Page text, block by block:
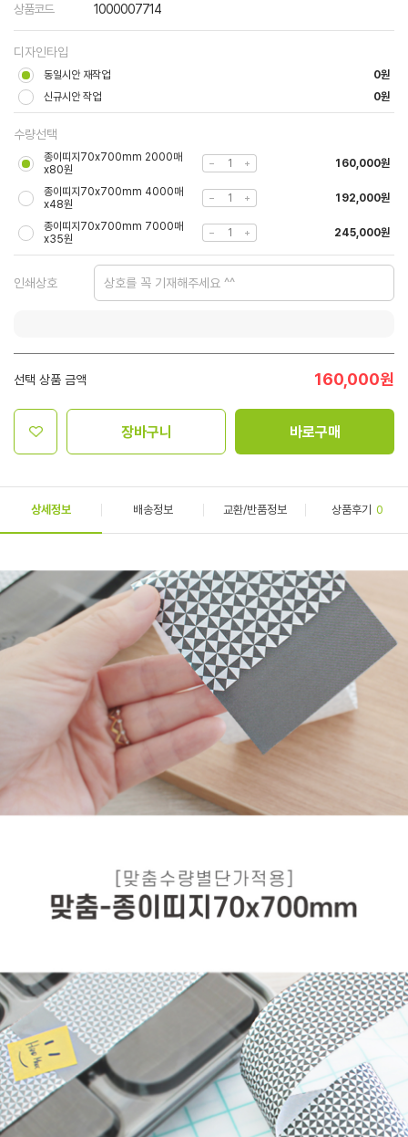
상품코드 1000007714
디자인타입
동일시안 재작업
0원
신규시안 작업
0원
수량선택
종이띠지70x700mm 2000매
x80원
160,000원
종이띠지70x700mm 4000매
x48원
192,000원
종이띠지70x700mm 7000매
x35원
245,000원
인쇄상호
선택 상품 금액 160,000원
장바구니 바로구매
상세정보 배송정보 교환/반품정보 상품후기 0